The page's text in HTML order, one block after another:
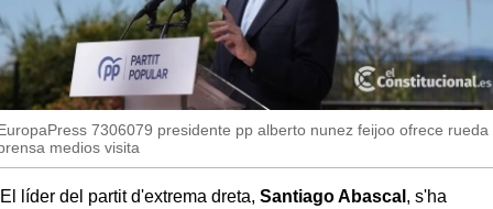
7306079 presidente pp alberto nunez feijoo ofrece rueda
medios visita
El líder del partit d'extrema dreta, Santiago Abascal , s'ha